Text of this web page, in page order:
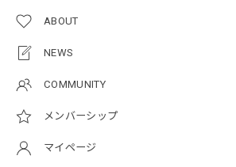
ABOUT
NEWS
COMMUNITY
メンバーシップ
マイページ